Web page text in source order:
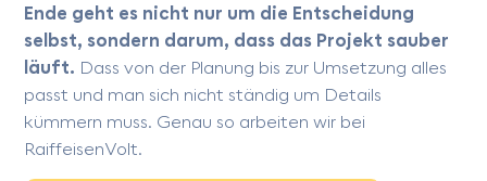
Ende geht es nicht nur um die Entscheidung
selbst, sondern darum, dass das Projekt sauber
läuft. Dass von der Planung bis zur Umsetzung alles
passt und man sich nicht ständig um Details
kümmern muss. Genau so arbeiten wir bei
RaiffeisenVolt.